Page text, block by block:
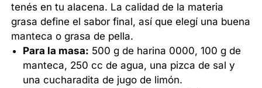
tenés en tu alacena. La calidad de la materia
grasa define el sabor final, así que elegí una buena
manteca o grasa de pella.
Para la masa: 500 g de harina 0000, 100 g de
manteca, 250 cc de agua, una pizca de sal y
una cucharadita de jugo de limón.